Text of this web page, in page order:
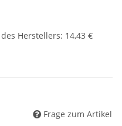
Herstellers: 14,43 €
Frage zum Artikel